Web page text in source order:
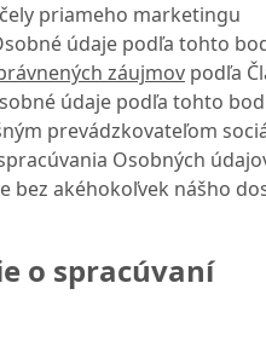
priameho marketingu
údaje podľa tohto
záujmov podľa
údaje podľa tohto
prevádzkovateľom
Osobných
bez akéhokoľvek nášho
o spracúvaní